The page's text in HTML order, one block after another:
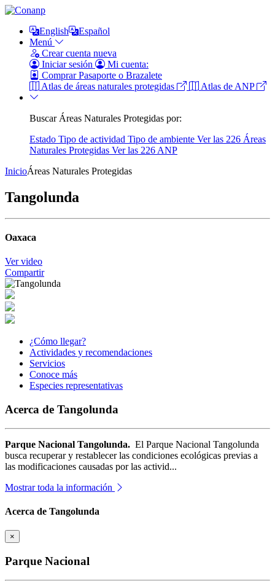
English
Español
Menú
Crear cuenta nueva
Iniciar sesión
Mi cuenta:
Comprar Pasaporte o Brazalete
Atlas de áreas naturales protegidas
Atlas de ANP
Buscar Áreas Naturales Protegidas por:
Estado Tipo de actividad Tipo de ambiente Ver las 226 Áreas
Naturales Protegidas Ver las 226 ANP
InicioÁreas Naturales Protegidas
Tangolunda
Oaxaca
Ver video
Compartir
¿Cómo llegar?
Actividades y recomendaciones
Servicios
Conoce más
Especies representativas
Acerca de Tangolunda
Parque Nacional Tangolunda. El Parque Nacional Tangolunda
busca recuperar y restablecer las condiciones ecológicas previas a
las modificaciones causadas por las activid...
Mostrar toda la información
Acerca de Tangolunda
×
Parque Nacional